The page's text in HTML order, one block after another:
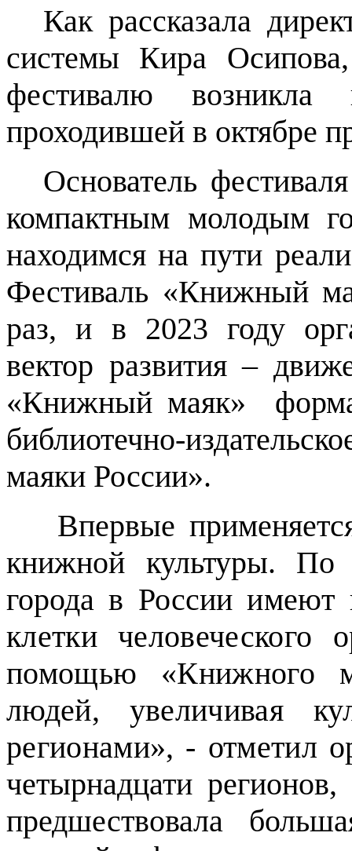
Как рассказала
системы Кира
фестивалю
проходившей в октябре
Основатель
компактным молодым
находимся на пути
Фестиваль «Книжный
раз, и в 2023 году
вектор развития –
«Книжный маяк»
библиотечно-
маяки России».
Впервые
книжной культуры.
города в Россииимеют
клетки человеческого
помощью «Книжного
людей, увеличивая
регионами», - отметил
четырнадцати
предшествовала